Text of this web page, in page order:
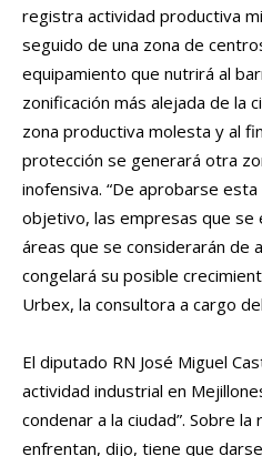
registra actividad productiva
seguido de una zona de
equipamiento que nutrirá al
zonificación más alejada de la
zona productiva molesta y al
protección se generará otra
inofensiva. “De aprobarse
objetivo, las empresas que se
áreas que se considerarán de
congelará su posible
Urbex, la consultora a cargo
El diputado RN José Miguel
actividad industrial en
condenar a la ciudad”. Sobre
enfrentan, dijo, tiene que